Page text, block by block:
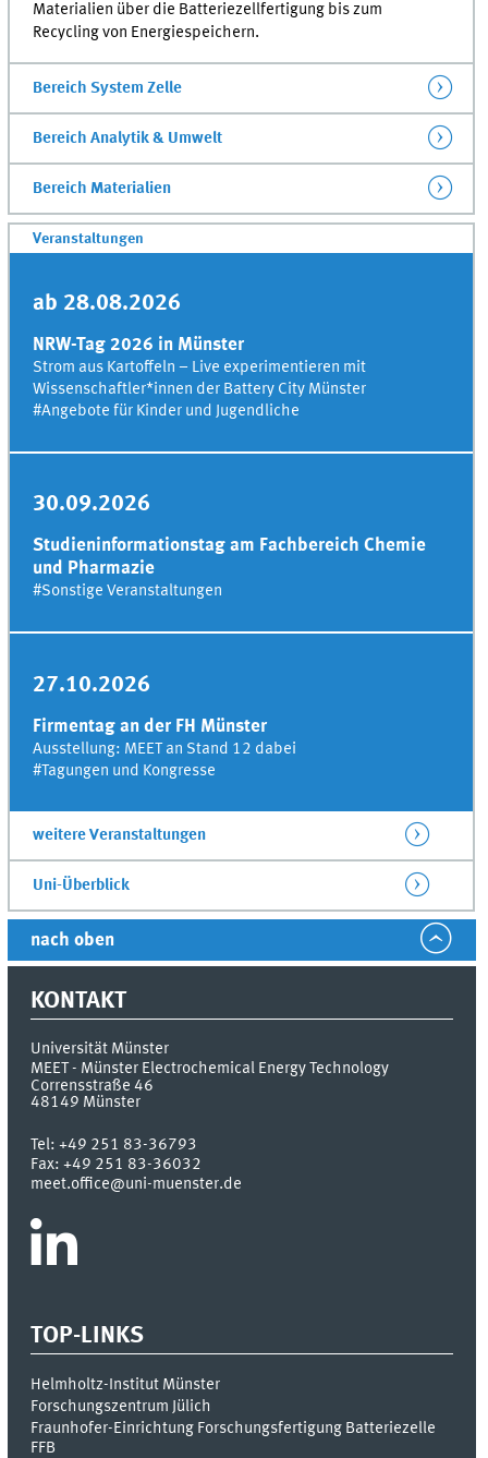
Materialien über die Batteriezellfertigung bis zum
Recycling von Energiespeichern.
Bereich System Zelle
Bereich Analytik & Umwelt
Bereich Materialien
Veranstaltungen
ab 28.08.2026
NRW-Tag 2026 in Münster
Strom aus Kartoffeln – Live experimentieren mit
Wissenschaftler*innen der Battery City Münster
#Angebote für Kinder und Jugendliche
30.09.2026
Studieninformationstag am Fachbereich Chemie
und Pharmazie
#Sonstige Veranstaltungen
27.10.2026
Firmentag an der FH Münster
Ausstellung: MEET an Stand 12 dabei
#Tagungen und Kongresse
weitere Veranstaltungen
Uni-Überblick
nach oben
KONTAKT
Universität Münster
MEET - Münster Electrochemical Energy Technology
Corrensstraße 46
48149 Münster
Tel:+49 251 83-36793
Fax:+49 251 83-36032
meet.office@uni-muenster.de
TOP-LINKS
Helmholtz-Institut Münster
Forschungszentrum Jülich
Fraunhofer-Einrichtung Forschungsfertigung Batteriezelle
FFB